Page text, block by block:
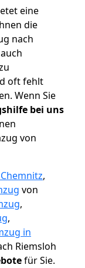
eine
die
nach
oft fehlt
Wenn Sie
bei uns
von
,
von
,
,
in
Riemsloh
für Sie.